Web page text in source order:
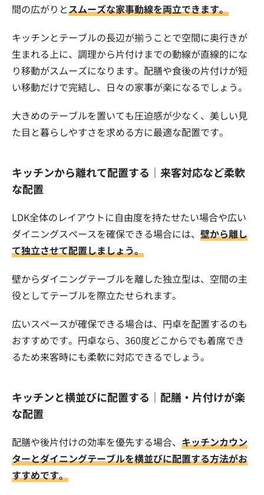
間の広がりとスムーズな家事動線を両立できます。
キッチンとテーブルの長辺が揃うことで空間に奥行きが
生まれる上に、調理から片付けまでの動線が直線的にな
り移動がスムーズになります。配膳や食後の片付けが短
い移動だけで完結し、日々の家事が楽になるでしょう。
大きめのテーブルを置いても圧迫感が少なく、美しい見
た目と暮らしやすさを求める方に最適な配置です。
キッチンから離れて配置する｜来客対応など柔軟
な配置
LDK全体のレイアウトに自由度を持たせたい場合や広い
ダイニングスペースを確保できる場合には、 壁から離し
て独立させて配置しましょう。
壁からダイニングテーブルを離した独立型は、空間の主
役としてテーブルを際立たせられます。
広いスペースが確保できる場合は、円卓を配置するのも
おすすめです。円卓なら、360度どこからでも着席でき
るため来客時にも柔軟に対応できるでしょう。
キッチンと横並びに配置する｜配膳・片付けが楽
な配置
配膳や後片付けの効率を優先する場合、 キッチンカウン
ターとダイニングテーブルを横並びに配置する方法がお
すすめです。